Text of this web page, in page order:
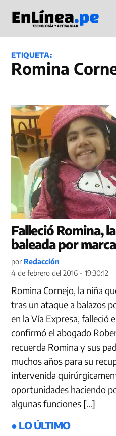
contenido
ETIQUETA:
Romina
Falleció Romina,
baleada por
por Redacción
4 de febrero del 2016 - 19:30:12
Romina Cornejo, la niña
tras un ataque a balazos
en la Vía Expresa, falleció
confirmó el abogado
recuerda Romina y sus
muchos años para su
intervenida
oportunidades haciendo
algunas funciones […]
● LO ÚLTIMO